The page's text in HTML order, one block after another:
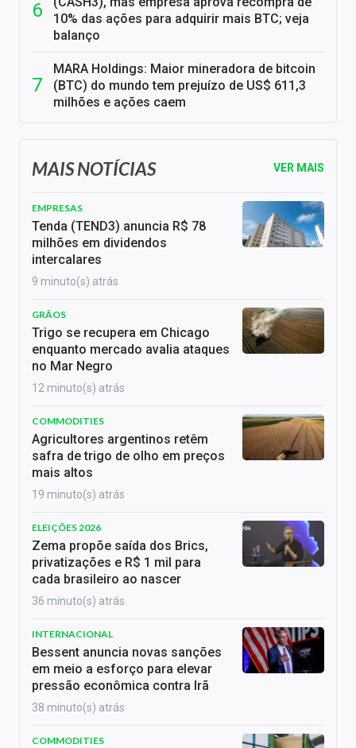
10% das ações para adquirir mais BTC; veja
balanço
MARA Holdings: Maior mineradora de bitcoin
(BTC) do mundo tem prejuízo de US$ 611,3
milhões e ações caem
MAIS NOTÍCIAS VER MAIS
EMPRESAS
Tenda (TEND3) anuncia R$ 78
milhões em dividendos
intercalares
9 minuto(s) atrás
GRÃOS
Trigo se recupera em Chicago
enquanto mercado avalia ataques
no Mar Negro
12 minuto(s) atrás
COMMODITIES
Agricultores argentinos retêm
safra de trigo de olho em preços
mais altos
19 minuto(s) atrás
ELEIÇÕES 2026
Zema propõe saída dos Brics,
privatizações e R$ 1 mil para
cada brasileiro ao nascer
36 minuto(s) atrás
INTERNACIONAL
Bessent anuncia novas sanções
em meio a esforço para elevar
pressão econômica contra Irã
38 minuto(s) atrás
COMMODITIES